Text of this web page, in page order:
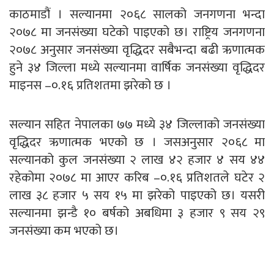
काठमाडौं । सल्यानमा २०६८ सालको जनगणना भन्दा
२०७८ मा जनसंख्या घटेको पाइएको छ। राष्ट्रिय जनगणना
२०७८ अनुसार जनसंख्या वृद्धिदर सबैभन्दा बढी ऋणात्मक
हुने ३४ जिल्ला मध्ये सल्यानमा वार्षिक जनसंख्या वृद्धिदर
माइनस –०.१६प्रतिशतमा झरेको छ ।
सल्यान सहित नेपालका ७७ मध्ये ३४ जिल्लाको जनसंख्या
वृद्धिदर ऋणात्मक भएको छ । जसअनुसार २०६८ मा
सल्यानको कुल जनसंख्या २ लाख ४२ हजार ४ सय ४४
रहेकोमा २०७८ मा आएर करिब –०.१६प्रतिशतले घटेर २
लाख ३८ हजार ५ सय १५ मा झरेको पाइएको छ। यसरी
सल्यानमा झन्डै १० बर्षको अबधिमा ३ हजार ९ सय २९
जनसंख्या कम भएको छ।